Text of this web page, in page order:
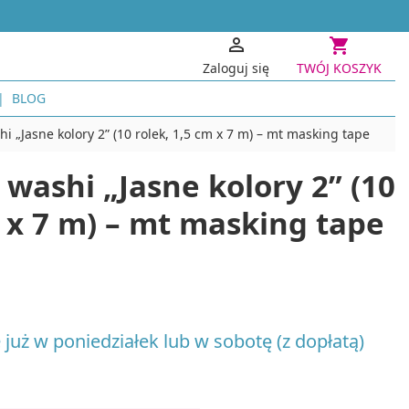

Zaloguj się

TWÓJ KOSZYK
I TECHNIKI PAPIEROWE
Scrapbooking, decoupage, quilling
Scrapbooking i Cardmaking
Decoupage i zdobienie przedmiotów
TECHNIKI KREATYWNE
Projekty
ręcznych
BLOG
„Jasne kolory 2” (10 rolek, 1,5 cm x 7 m) – mt masking tape
„Jasne kolory 2” (10
7 m) – mt masking tape
w poniedziałek lub w sobotę (z dopłatą)